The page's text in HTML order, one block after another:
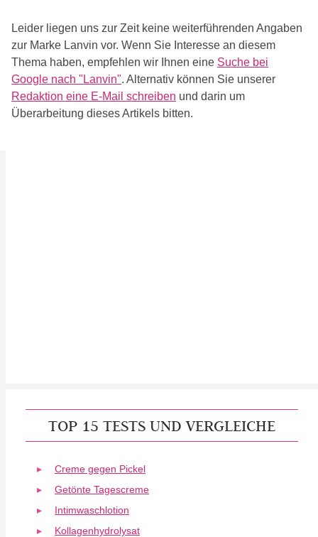
Leider liegen uns zur Zeit keine weiterführenden Angaben
zur Marke Lanvin vor. Wenn Sie Interesse an diesem
Thema haben, empfehlen wir Ihnen eine Suche bei
Google nach "Lanvin". Alternativ können Sie unserer
Redaktion eine E-Mail schreiben und darin um
Überarbeitung dieses Artikels bitten.
TOP 15 TESTS UND VERGLEICHE
Creme gegen Pickel
Getönte Tagescreme
Intimwaschlotion
Kollagenhydrolysat